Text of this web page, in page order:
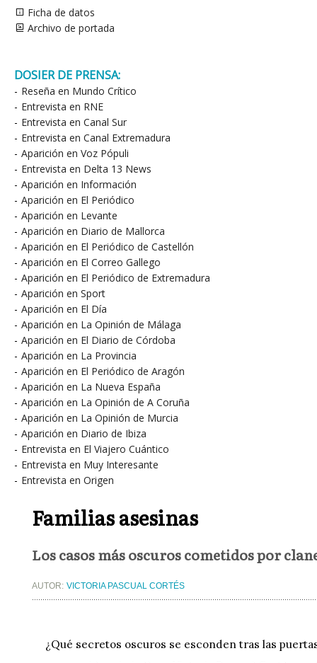
Ficha de datos
Archivo de portada
DOSIER DE PRENSA:
- Reseña en Mundo Crítico
- Entrevista en RNE
- Entrevista en Canal Sur
- Entrevista en Canal Extremadura
- Aparición en Voz Pópuli
- Entrevista en Delta 13 News
- Aparición en Información
- Aparición en El Periódico
- Aparición en Levante
- Aparición en Diario de Mallorca
- Aparición en El Periódico de Castellón
- Aparición en El Correo Gallego
- Aparición en El Periódico de Extremadura
- Aparición en Sport
- Aparición en El Día
- Aparición en La Opinión de Málaga
- Aparición en El Diario de Córdoba
- Aparición en La Provincia
- Aparición en El Periódico de Aragón
- Aparición en La Nueva España
- Aparición en La Opinión de A Coruña
- Aparición en La Opinión de Murcia
- Aparición en Diario de Ibiza
- Entrevista en El Viajero Cuántico
- Entrevista en Muy Interesante
- Entrevista en Origen
Familias asesinas
Los casos más oscuros cometidos por
AUTOR: VICTORIA PASCUAL CORTÉS
¿Qué secretos oscuros se esconden tras las